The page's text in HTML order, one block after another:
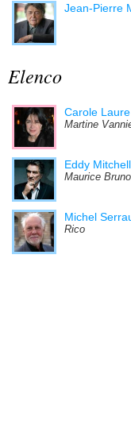
Jean-Pierre
Elenco
Carole Laure
Martine
Eddy Mitchell
Maurice Bruno
Michel
Rico